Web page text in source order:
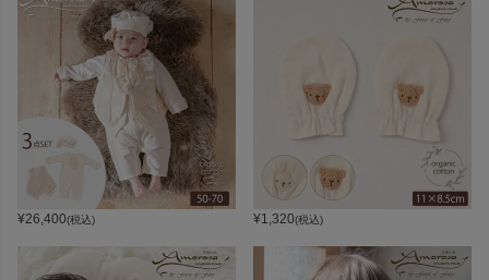
¥26,400(税込) ¥1,320(税込)